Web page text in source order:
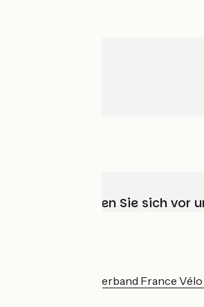
Wählen, bereiten Sie sich vor
Der nationale Verband France